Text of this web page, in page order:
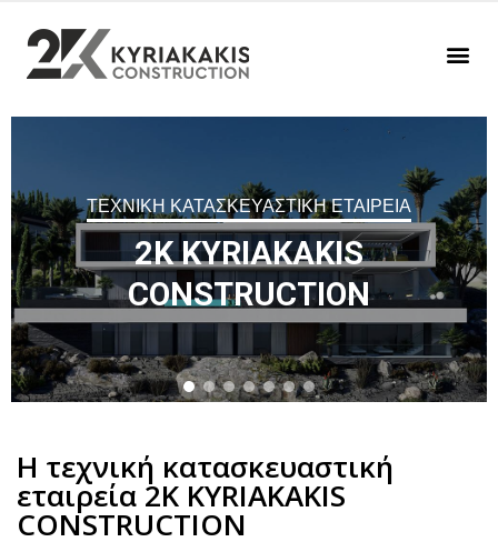
ΤΕΧΝΙΚΗ ΚΑΤΑΣΚΕΥΑΣΤΙΚΗ ΕΤΑΙΡΕΙΑ
2K KYRIAKAKIS
CONSTRUCTION
Η τεχνική κατασκευαστική
εταιρεία 2K KYRIAKAKIS
CONSTRUCTION